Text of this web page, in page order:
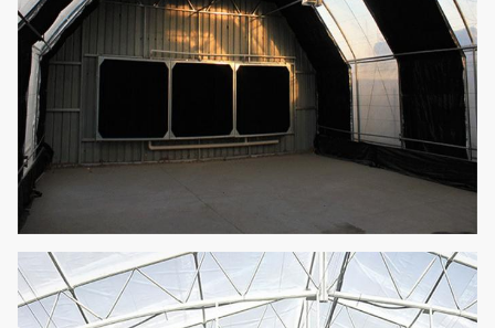
11
سرير
الشتلات
سرير البذر المتحرك اختياري
12
الزراعة
المائية
يمكن إعادة استخدامها ،
لا حاجة لإضافة العناصر
الغذائية ، مريحة
وبأسعار معقولة.
اختياري